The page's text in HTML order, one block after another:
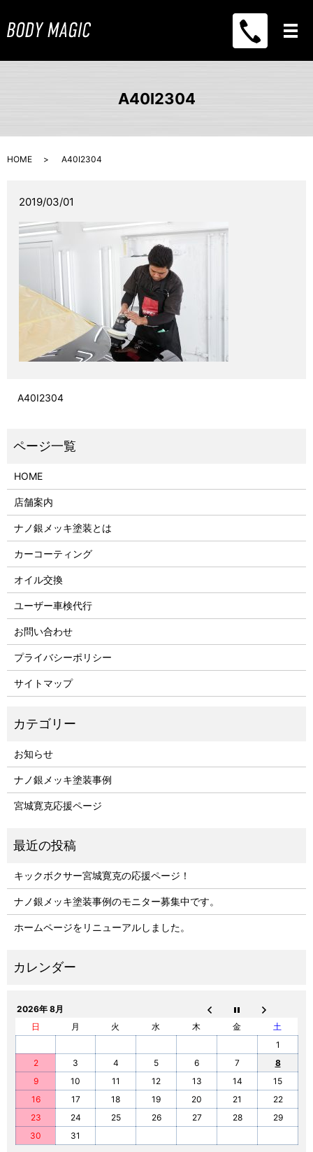
メ
A40I2304
HOME A40I2304
2019/03/01
A40I2304
HOME
店舗案内
ナノ銀メッキ塗装とは
カーコーティング
オイル交換
ユーザー車検代行
お問い合わせ
プライバシーポリシー
サイトマップ
お知らせ
ナノ銀メッキ塗装事例
宮城寛克応援ページ
キックボクサー宮城寛克の応援ページ！
ナノ銀メッキ塗装事例のモニター募集中です。
ホームページをリニューアルしました。
2026年 8月
日
月 火 水 木 金
土
1
2
3 4 5 6 7
8
9
10 11 12 13 14
15
16
17 18 19 20 21
22
23
24 25 26 27 28
29
30
31